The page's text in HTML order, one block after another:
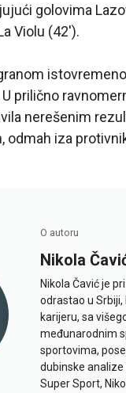
golovima
Violu (42′).
prilično
nerešenim
odmah iza
O autoru
Nikola
Nikola Čavić je
odrastao u
karijeru, sa
međunarodnim
sportovima,
dubinske analize
Super Sport,